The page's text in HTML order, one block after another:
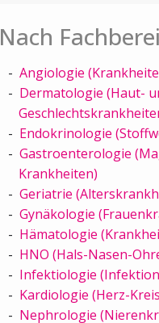
Nach
Angiologie
Dermatologie (Haut-
Endokrinologie
Gastroenterologie
Krankheiten)
Geriatrie
Gynäkologie
Hämatologie
HNO (Hals-Nasen-
Infektiologie
Kardiologie (Herz-
Nephrologie